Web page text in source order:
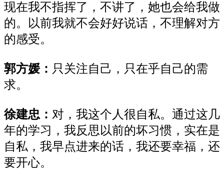
现在我不指挥了，不讲了，她也会给我做
的。以前我就不会好好说话，不理解对方
的感受。
郭方媛： 只关注自己，只在乎自己的需
求。
徐建忠 ： 对，我这个人很自私。通过这几
年的学习，我反思以前的坏习惯，实在是
自私，我早点进来的话，我还要幸福，还
要开心。